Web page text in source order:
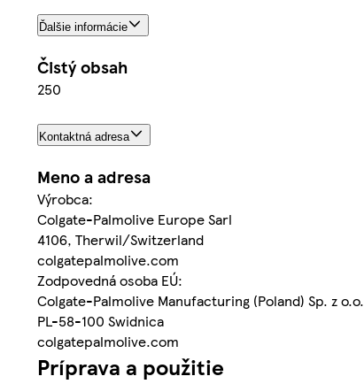
Ďalšie informácie
Čistý obsah
250
Kontaktná adresa
Meno a adresa
Výrobca:
Colgate-Palmolive Europe Sarl
4106, Therwil/Switzerland
colgatepalmolive.com
Zodpovedná osoba EÚ:
Colgate-Palmolive Manufacturing (Poland) Sp. z o.o.
PL-58-100 Swidnica
colgatepalmolive.com
Príprava a použitie